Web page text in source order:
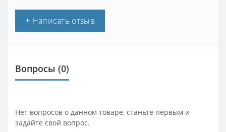
+ Написать отзыв
Вопросы (0)
Нет вопросов о данном товаре, станьте первым и
задайте свой вопрос.